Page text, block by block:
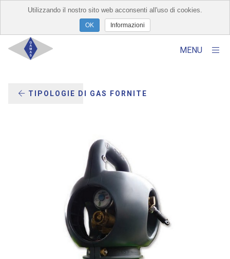
MENU
×
Chi Siamo
Servizi
TIPOLOGIE DI GAS FORNITE
Utilizzando il nostro sito web acconsenti all'uso di cookies.
Informazioni